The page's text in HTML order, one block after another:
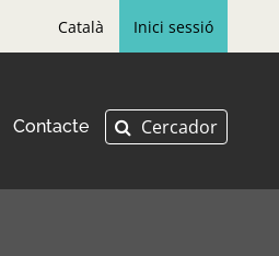
Català Inici sessió
Contacte